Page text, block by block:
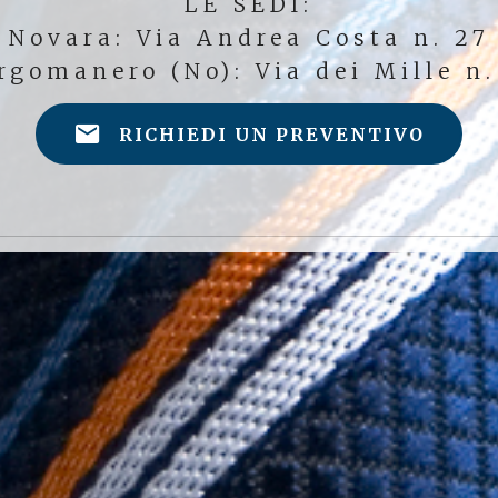
Novara: Via Andrea Costa n. 27
(No): Via dei Mille n.
RICHIEDI UN PREVENTIVO